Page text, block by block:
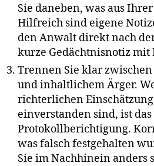
Sie daneben, was aus
Hilfreich sind eigene
den Anwalt direkt nach
kurze Gedächtnisnotiz mit
Trennen Sie klar
und inhaltlichem Ärger.
richterlichen
einverstanden sind, ist
Protokollberichtigung.
was falsch festgehalten
Sie im Nachhinein anders